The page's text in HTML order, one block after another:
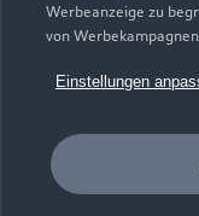
Werbeanzeige zu
von
Einstellungen
Versicherungsdienst
Braunschweig,
als Risikoträger
gewerbliche
zulassen. In